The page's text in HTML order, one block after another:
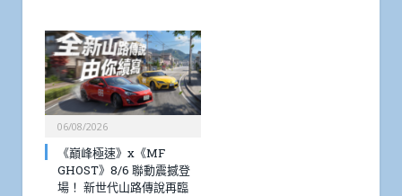
06/08/2026
《巔峰極速》x《MF
GHOST》8/6 聯動震撼登
場！ 新世代山路傳說再臨